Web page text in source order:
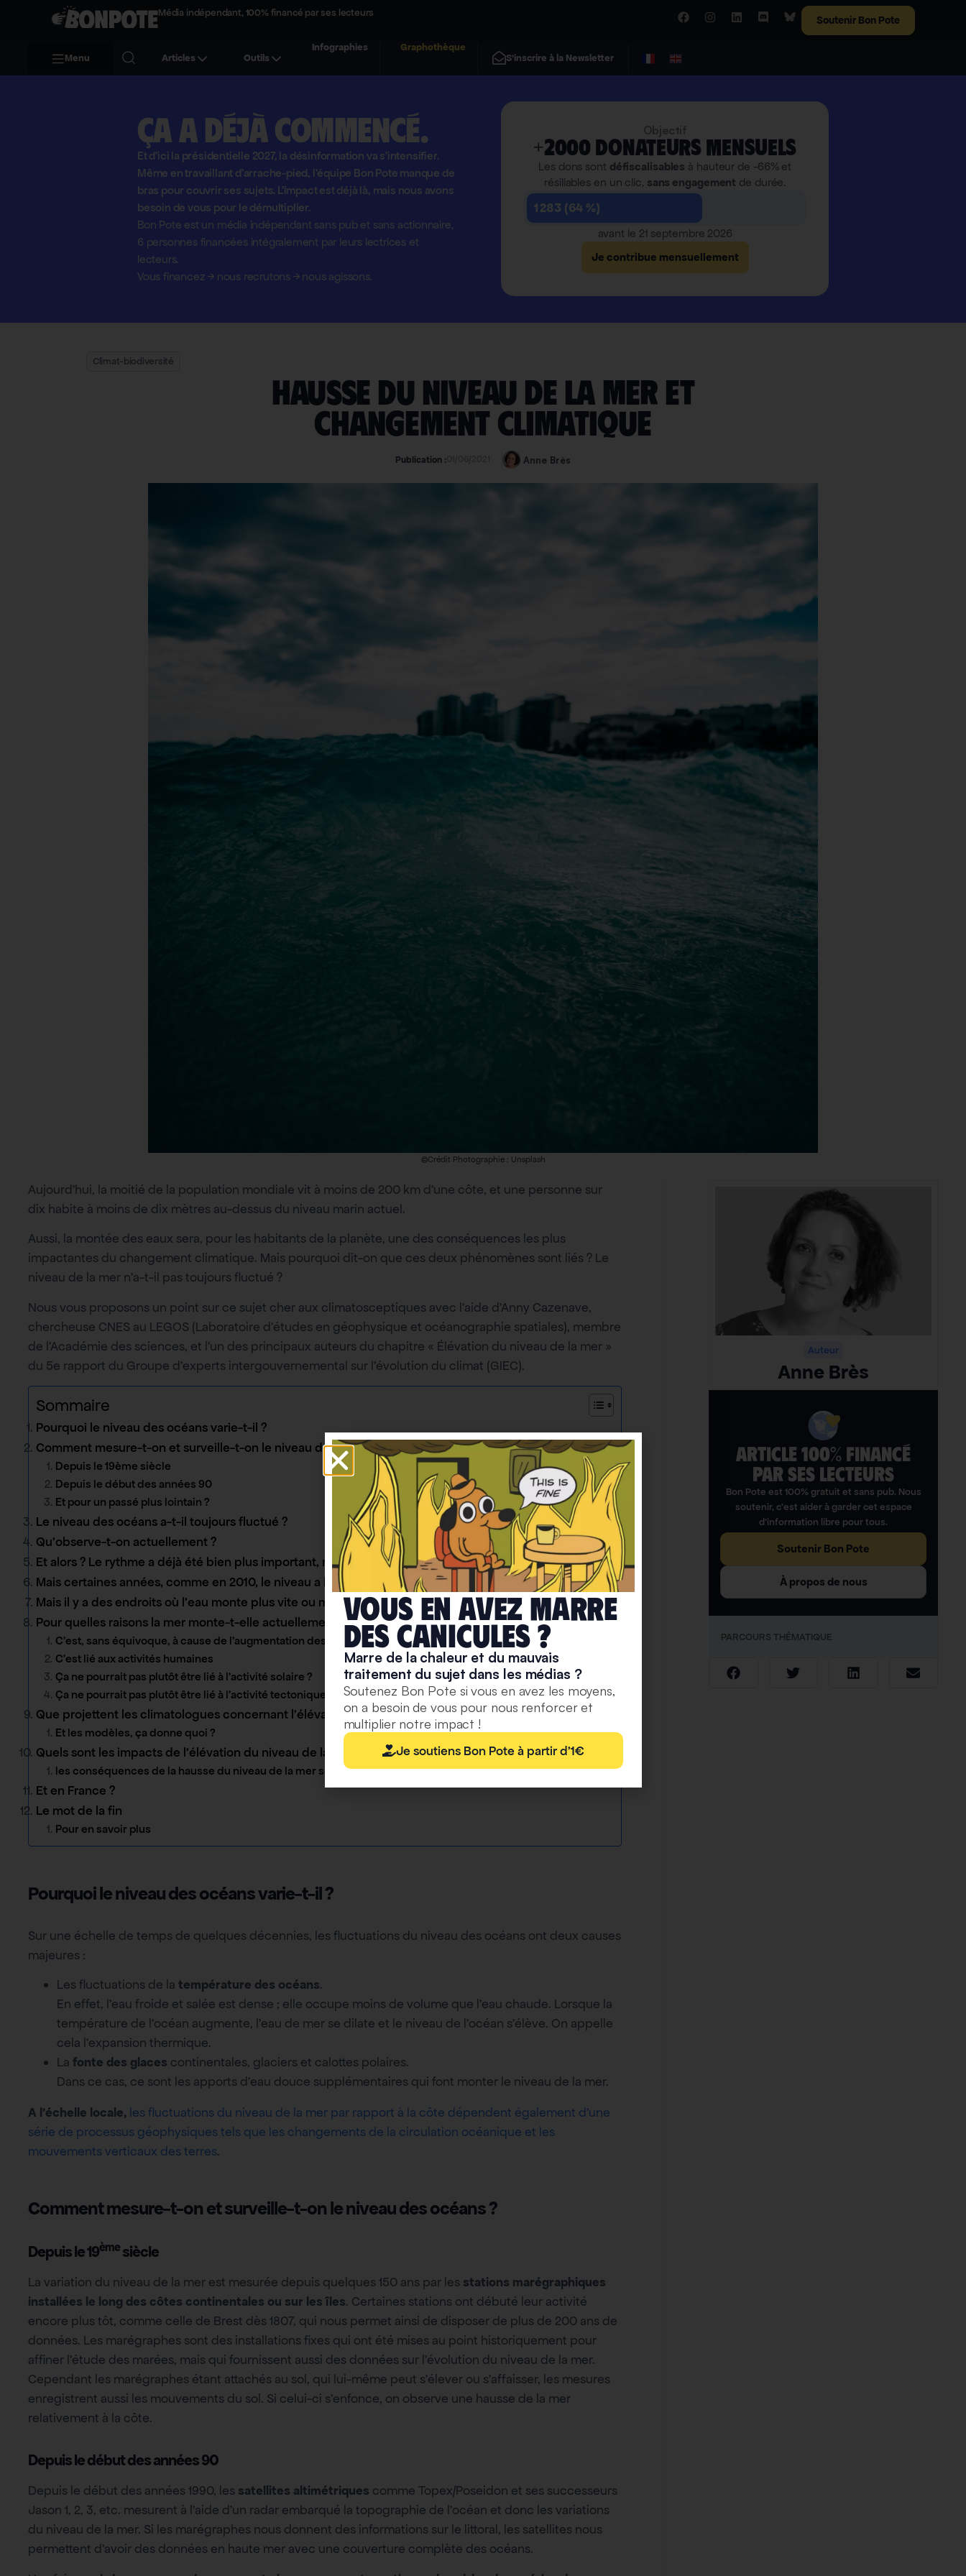
Média indépendant, 100% financé par ses lecteurs
Soutenir Bon Pote
Menu Articles Outils
Infographies
Graphothèque
S'inscrire à la Newsletter
Ça a déjà commencé.
Et d'ici la présidentielle 2027, la désinformation va s'intensifier.
Même en travaillant d'arrache-pied, l'équipe Bon Pote manque de
bras pour couvrir ses sujets. L'impact est déjà là, mais nous avons
besoin de vous pour le démultiplier.
Bon Pote est un média indépendant sans pub et sans actionnaire,
6 personnes financées intégralement par leurs lectrices et
lecteurs.
Vous financez→nous recrutons →nous agissons.
+2000 donateurs mensuels
Les dons sont défiscalisables à hauteur de -66% et
résiliables en un clic, sans engagement de durée.
1 283 (64 %)
avant le 21 septembre 2026
Je contribue mensuellement
Climat-biodiversité
Hausse du niveau de la mer et
changement climatique
Publication : Anne Brès
©Crédit Photographie : Unsplash
Aujourd’hui, la moitié de la population mondiale vit à moins de 200 km d’une côte, et une personne sur
dix habite à moins de dix mètres au-dessus du niveau marin actuel.
Aussi, la montée des eaux sera, pour les habitants de la planète, une des conséquences les plus
impactantes du changement climatique. Mais pourquoi dit-on que ces deux phénomènes sont liés ? Le
niveau de la mer n’a-t-il pas toujours fluctué ?
Nous vous proposons un point sur ce sujet cher aux climatosceptiques avec l’aide d’Anny Cazenave,
chercheuse CNES au LEGOS (Laboratoire d’études en géophysique et océanographie spatiales), membre
de l’Académie des sciences, et l’un des principaux auteurs du chapitre « Élévation du niveau de la mer »
du 5e rapport du Groupe d’experts intergouvernemental sur l’évolution du climat (GIEC).
Sommaire
Pourquoi le niveau des océans varie-t-il ?
Comment mesure-t-on et surveille-t-on le niveau des océans ?
Depuis le 19ème siècle
Depuis le début des années 90
Et pour un passé plus lointain ?
Le niveau des océans a-t-il toujours fluctué ?
Qu’observe-t-on actuellement ?
Et alors ? Le rythme a déjà été bien plus important, non ?
Mais certaines années, comme en 2010, le niveau a baissé ?
Mais il y a des endroits où l’eau monte plus vite ou moins vite !
Pour quelles raisons la mer monte-t-elle actuellement ?
C’est, sans équivoque, à cause de l’augmentation des températures à l’échelle planétaire
C’est lié aux activités humaines
Ça ne pourrait pas plutôt être lié à l’activité solaire ?
Ça ne pourrait pas plutôt être lié à l’activité tectonique ou encore volcanique ?
Que projettent les climatologues concernant l’élévation du niveau de la mer pour les années à venir ?
Et les modèles, ça donne quoi ?
Quels sont les impacts de l’élévation du niveau de la mer ?
les conséquences de la hausse du niveau de la mer sont connues !
Et en France ?
Le mot de la fin
Pour en savoir plus
Pourquoi le niveau des océans varie-t-il ?
Sur une échelle de temps de quelques décennies, les fluctuations du niveau des océans ont deux causes
majeures :
Les fluctuations de la température des océans.
En effet, l’eau froide et salée est dense ; elle occupe moins de volume que l’eau chaude. Lorsque la
température de l’océan augmente, l’eau de mer se dilate et le niveau de l’océan s’élève. On appelle
cela l’expansion thermique.
La fonte des glaces continentales, glaciers et calottes polaires.
Dans ce cas, ce sont les apports d’eau douce supplémentaires qui font monter le niveau de la mer.
A l’échelle locale, les fluctuations du niveau de la mer par rapport à la côte dépendent également d’une
série de processus géophysiques tels que les changements de la circulation océanique et les
mouvements verticaux des terres.
Comment mesure-t-on et surveille-t-on le niveau des océans ?
Depuis le 19ème siècle
La variation du niveau de la mer est mesurée depuis quelques 150 ans par les stations marégraphiques
installées le long des côtes continentales ou sur les îles. Certaines stations ont débuté leur activité
encore plus tôt, comme celle de Brest dès 1807, qui nous permet ainsi de disposer de plus de 200 ans de
données. Les marégraphes sont des installations fixes qui ont été mises au point historiquement pour
affiner l’étude des marées, mais qui fournissent aussi des données sur l’évolution du niveau de la mer.
Cependant les marégraphes étant attachés au sol, qui lui-même peut s’élever ou s’affaisser, les mesures
enregistrent aussi les mouvements du sol. Si celui-ci s’enfonce, on observe une hausse de la mer
relativement à la côte.
Depuis le début des années 90
Depuis le début des années 1990, les satellites altimétriques comme Topex/Poseidon et ses successeurs
Jason 1, 2, 3, etc. mesurent à l’aide d’un radar embarqué la topographie de l’océan et donc les variations
du niveau de la mer. Si les marégraphes nous donnent des informations sur le littoral, les satellites nous
permettent d’avoir des données en haute mer avec une couverture complète des océans.
Auteur
Anne Brès
ARTICLE 100% FINANCÉ
PAR SES LECTEURS​
Bon Pote est 100% gratuit et sans pub. Nous
soutenir, c’est aider à garder cet espace
d’information libre pour tous.
Soutenir Bon Pote
À propos de nous
PARCOURS THÉMATIQUE
Vous en avez marre
deS caniculeS ?
Marre de la chaleur et du mauvais
traitement du sujet dans les médias ?
Soutenez Bon Pote si vous en avez les moyens,
on a besoin de vous pour nous renforcer et
multiplier notre impact !
Je soutiens Bon Pote à partir d'1€